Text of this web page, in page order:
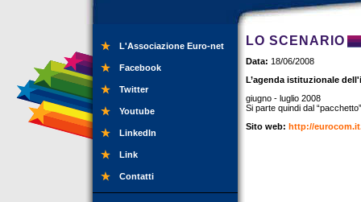
L'Associazione Euro-net
Facebook
Twitter
Youtube
LinkedIn
Link
Contatti
LO SCENARIO
Data: 18/06/2008
L’agenda istituzionale
giugno - luglio 2008
Si parte quindi dal
Sito web: http://